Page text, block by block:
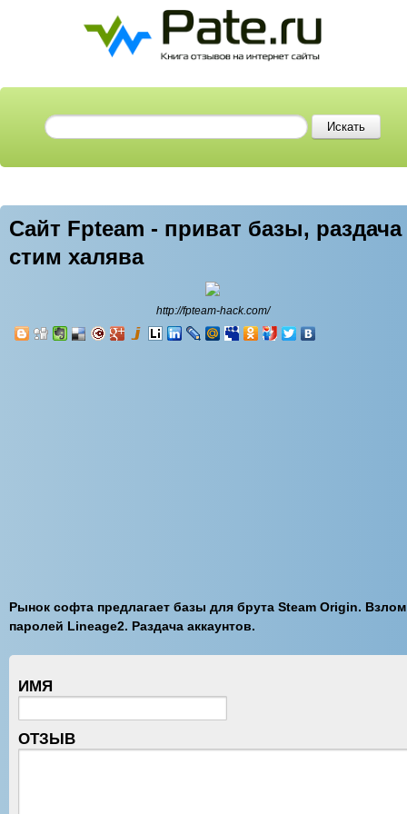
Сайт Fpteam - приват базы, раздача
стим халява
http://fpteam-hack.com/
Рынок софта предлагает базы для брута Steam Origin. Взлом
паролей Lineage2. Раздача аккаунтов.
ИМЯ
ОТЗЫВ